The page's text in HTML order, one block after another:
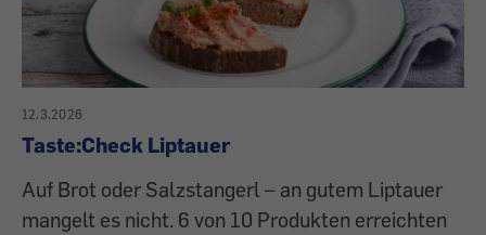
12.3.2026
Taste:Check Liptauer
Auf Brot oder Salzstangerl – an gutem Liptauer
mangelt es nicht. 6 von 10 Produkten erreichten